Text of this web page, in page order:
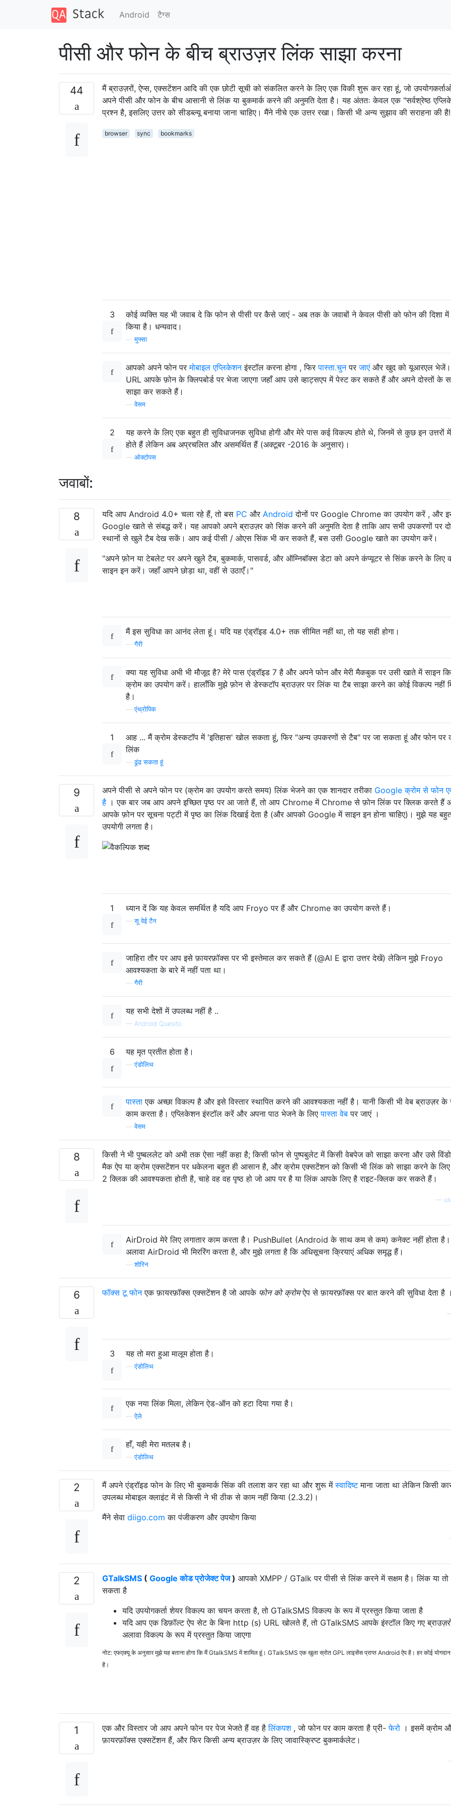
Android टैग्‍स
पीसी और फोन के बीच ब्राउज़र लिंक साझा करना
44
मैं ब्राउज़रों, ऐप्स, एक्सटेंशन आदि की एक छोटी सूची को संकलित करने के लिए एक विकी शुरू कर रहा हूं, जो
अपने पीसी और फोन के बीच आसानी से लिंक या बुकमार्क करने की अनुमति देता है। यह अंततः केवल एक "सर्वश्रेष्ठ
प्रश्न है, इसलिए उत्तर को सीडब्ल्यू बनाया जाना चाहिए। मैंने नीचे एक उत्तर रखा। किसी भी अन्य सुझाव की सराहना की है!
browser sync bookmarks
3
कोई व्यक्ति यह भी जवाब दे कि फोन से पीसी पर कैसे जाएं - अब तक के जवाबों ने केवल पीसी को फोन की दिशा
किया है। धन्यवाद।
—मुफ्सा
आपको अपने फोन परमोबाइल एप्लिकेशनइंस्टॉल करना होगा , फिरपास्ता.चुनपरजाएंऔर खुद को यूआरएल
URL आपके फ़ोन के क्लिपबोर्ड पर भेजा जाएगा जहाँ आप उसे व्हाट्सएप में पेस्ट कर सकते हैं और अपने दोस्तों के
साझा कर सकते हैं।
—वेसम
2
यह करने के लिए एक बहुत ही सुविधाजनक सुविधा होगी और मेरे पास कई विकल्प होते थे, जिनमें से कुछ इन उत्तरों
होते हैं लेकिन अब अप्रचलित और असमर्थित हैं (अक्टूबर -2016 के अनुसार)।
ओक्टोपस
जवाबों:
8 यदि आप Android 4.0+ चला रहे हैं, तो बस PC और Android दोनों पर Google Chrome का उपयोग करें , और
Google खाते से संबद्ध करें। यह आपको अपने ब्राउज़र को सिंक करने की अनुमति देता है ताकि आप सभी उपकरणों पर
स्थानों से खुले टैब देख सकें। आप कई पीसी / ओएस सिंक भी कर सकते हैं, बस उसी Google खाते का उपयोग करें।
"अपने फ़ोन या टेबलेट पर अपने खुले टैब, बुकमार्क, पासवर्ड, और ऑम्निबॉक्स डेटा को अपने कंप्यूटर से सिंक करने के लिए
साइन इन करें। जहाँ आपने छोड़ा था, वहीं से उठाएँ।"
मैं इस सुविधा का आनंद लेता हूं। यदि यह एंड्रॉइड 4.0+ तक सीमित नहीं था, तो यह सही होगा।
—गैरी
क्या यह सुविधा अभी भी मौजूद है? मेरे पास एंड्रॉइड 7 है और अपने फोन और मेरी मैकबुक पर उसी खाते में साइन
क्रोम का उपयोग करें। हालाँकि मुझे फ़ोन से डेस्कटॉप ब्राउज़र पर लिंक या टैब साझा करने का कोई विकल्प नहीं
है।
—एंथ्रोपिक
1
आह ... मैं क्रोम डेस्कटॉप में 'इतिहास' खोल सकता हूं, फिर "अन्य उपकरणों से टैब" पर जा सकता हूं और फोन पर
लिंक
—ढूंढ सकता हूं
9 अपने पीसी से अपने फोन पर (क्रोम का उपयोग करते समय) लिंक भेजने का एक शानदार तरीका Google क्रोम से फोन
है । एक बार जब आप अपने इच्छित पृष्ठ पर आ जाते हैं, तो आप Chrome में Chrome से फ़ोन लिंक पर क्लिक करते हैं
आपके फ़ोन पर सूचना पट्टी में पृष्ठ का लिंक दिखाई देता है (और आपको Google में साइन इन होना चाहिए)। मुझे यह
उपयोगी लगता है।
1 ध्यान दें कि यह केवल समर्थित है यदि आप Froyo पर हैं और Chrome का उपयोग करते हैं।
—सू वेई टैन
जाहिरा तौर पर आप इसे फ़ायरफ़ॉक्स पर भी इस्तेमाल कर सकते हैं (@Al E द्वारा उत्तर देखें) लेकिन मुझे Froyo
आवश्यकता के बारे में नहीं पता था।
—गैरी
यह सभी देशों में उपलब्ध नहीं है ..
— Android Quesito
6 यह मृत प्रतीत होता है।
—एंडोलिथ
पास्ता एक अच्छा विकल्प है और इसे विस्तार स्थापित करने की आवश्यकता नहीं है। यानी किसी भी वेब ब्राउज़र के
काम करता है। एप्लिकेशन इंस्टॉल करें और अपना पाठ भेजने के लिएपास्ता वेब पर जाएं ।
—वेसम
8
किसी ने भी पुष्बललेट को अभी तक ऐसा नहीं कहा है; किसी फोन से पुष्पबुलेट में किसी वेबपेज को साझा करना और उसे
मैक ऐप या क्रोम एक्सटेंशन पर धकेलना बहुत ही आसान है, और क्रोम एक्सटेंशन को किसी भी लिंक को साझा करने के
2 क्लिक की आवश्यकता होती है, चाहे वह वह पृष्ठ हो जो आप पर है या लिंक आपके लिए है राइट-क्लिक कर सकते हैं।
AirDroid मेरे लिए लगातार काम करता है। PushBullet (Android के साथ कम से कम) कनेक्ट नहीं होता
अलावा AirDroid भी मिररिंग करता है, और मुझे लगता है कि अधिसूचना क्रियाएं अधिक समृद्ध हैं।
—शोरिन
6 फॉक्स टू फोनएक फ़ायरफ़ॉक्स एक्सटेंशन है जो आपके फोन को क्रोमऐप से फ़ायरफ़ॉक्स पर बात करने की सुविधा देता है
3 यह तो मरा हुआ मालूम होता है।
—एंडोलिथ
एक नया लिंक मिला, लेकिन ऐड-ऑन को हटा दिया गया है।
—ऐले
हाँ, यही मेरा मतलब है।
—एंडोलिथ
2 मैं अपने एंड्रॉइड फोन के लिए भी बुकमार्क सिंक की तलाश कर रहा था और शुरू मेंस्वादिष्टमाना जाता था लेकिन किसी
उपलब्ध मोबाइल क्लाइंट में से किसी ने भी ठीक से काम नहीं किया (2.3.2)।
मैंने सेवा diigo.com का पंजीकरण और उपयोग किया
2 GTalkSMS ( Google कोड प्रोजेक्ट पेज) आपको XMPP / GTalk पर पीसी से लिंक करने में सक्षम है। लिंक या तो
सकता है
यदि उपयोगकर्ता शेयर विकल्प का चयन करता है, तो GTalkSMS विकल्प के रूप में प्रस्तुत किया जाता है
यदि आप एक डिफ़ॉल्ट ऐप सेट के बिना http (s) URL खोलते हैं, तो GTalkSMS आपके इंस्टॉल किए गए
अलावा विकल्प के रूप में प्रस्तुत किया जाएगा
नोट: एफएक्यू के अनुसार मुझे यह बताना होगा कि मैं GtalkSMS में शामिल हूं। GTalkSMS एक खुला स्रोत GPL लाइसेंस प्राप्त Android ऐप है। हर कोई
है।
1 एक और विस्तार जो आप अपने फोन पर पेज भेजते हैं वह हैलिंकपश, जो फोन पर काम करता है प्री-फेरो । इसमें क्रोम
फ़ायरफ़ॉक्स एक्सटेंशन हैं, और फिर किसी अन्य ब्राउज़र के लिए जावास्क्रिप्ट बुकमार्कलेट।